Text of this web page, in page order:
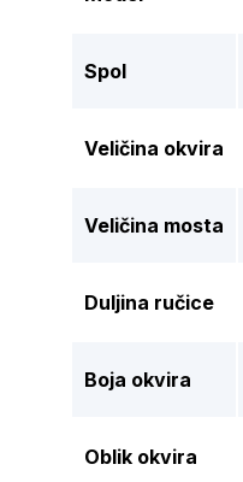
Spol
Veličina okvira
Veličina mosta
Duljina ručice
Boja okvira
Oblik okvira